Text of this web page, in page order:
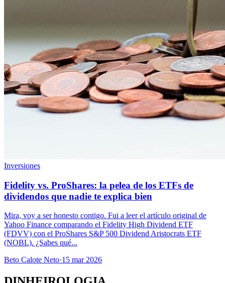
Inversiones
Fidelity vs. ProShares: la pelea de los ETFs de
dividendos que nadie te explica bien
Mira, voy a ser honesto contigo. Fui a leer el artículo original de
Yahoo Finance comparando el Fidelity High Dividend ETF
(FDVV) con el ProShares S&P 500 Dividend Aristocrats ETF
(NOBL). ¿Sabes qué...
Beto Calote Neto·15 mar 2026